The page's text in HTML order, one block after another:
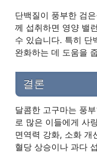
단백질이 풍부한 검
께 섭취하면 영양 밸
수 있습니다. 특히 단
완화하는 데 도움을
결론
달콤한 고구마는 풍
로 많은 이들에게 사
면역력 강화, 소화 개
혈당 상승이나 과다